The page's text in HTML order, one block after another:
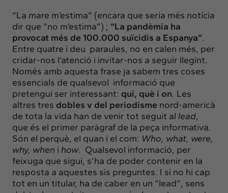
“La mare m’estima” (encara que seria més notícia
dir que “no m’estima”) ; “La pandèmia ha
provocat més de 100.000 suïcidis a Espanya”.
Entre quatre i deu paraules, no en calen més, per
cridar-nos l’atenció i invitar-nos a seguir llegint.
Només amb aquesta frase ja sabem tres coses
essencials de qualsevol informació que
pretengui ser interessant: qui, què i on. Les
altres tres dobles v del periodisme nord-americà
de tota la vida han de venir tot seguit al lead,
que és el primer paràgraf de la peça informativa.
Són el perquè, el quan i el com: Who, what, were,
why, when i how. Qualsevol informació, per
feixuga que sigui, s’ha de poder contenir en la
resposta a aquestes sis preguntes. I si no hi cap
tot en un titular, ha de caber en un “lead”, sens